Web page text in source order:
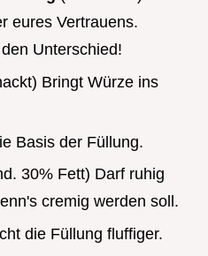
eures Vertrauens.
Unterschied!
Bringt Würze ins
Basis der Füllung.
30% Fett) Darf ruhig
cremig werden soll.
die Füllung fluffiger.